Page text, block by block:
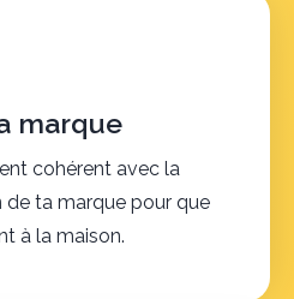
marque
cohérent avec la
ta marque pour que
à la maison.